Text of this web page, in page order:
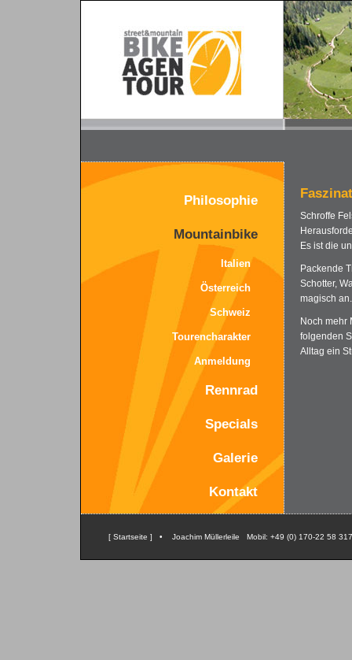
Philosophie
Mountainbike
Italien
Österreich
Schweiz
Tourencharakter
Anmeldung
Rennrad
Specials
Galerie
Kontakt
Schroffe
Es ist die
Packende
Schotter,
magisch an.
Noch mehr
folgenden
Alltag ein
[ Startseite ] • Joachim Müllerleile Mobil: +49 (0) 170-22 58